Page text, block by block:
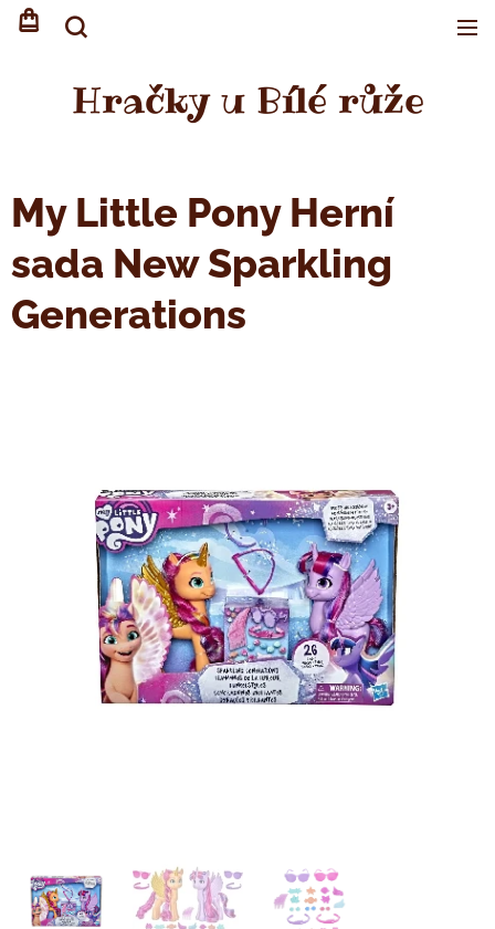
Hračky u Bílé růže
My Little Pony Herní
sada New Sparkling
Generations